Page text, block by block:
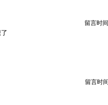
留言时
留言时